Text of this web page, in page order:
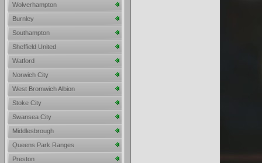
Wolverhampton
Burnley
Southampton
Sheffield United
Watford
Norwich City
West Bromwich Albion
Stoke City
Swansea City
Middlesbrough
Queens Park Ranges
Preston